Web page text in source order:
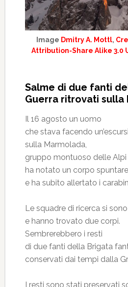
Image Dmitry A. Mottl,
Attribution-Share Alike 3.0
Salme di due fanti
Guerra ritrovati sulla
Il 16 agosto un uomo
che stava facendo
sulla Marmolada,
gruppo montuoso delle Alpi
ha notato un corpo
e ha subito allertato i
Le squadre di ricerca si
e hanno trovato due corpi.
Sembrerebbero i resti
di due fanti della Brigata
conservati dai tempi dalla
I resti sono stati preservati